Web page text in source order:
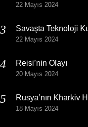
22 Mayıs 2024
Savaşta Teknoloji
22 Mayıs 2024
Reisi’nin Olayı
20 Mayıs 2024
Rusya’nın Kharkiv
18 Mayıs 2024